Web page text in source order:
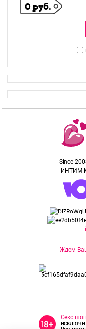
0 руб.
Since
ИНТИМ
Ждем
Секс